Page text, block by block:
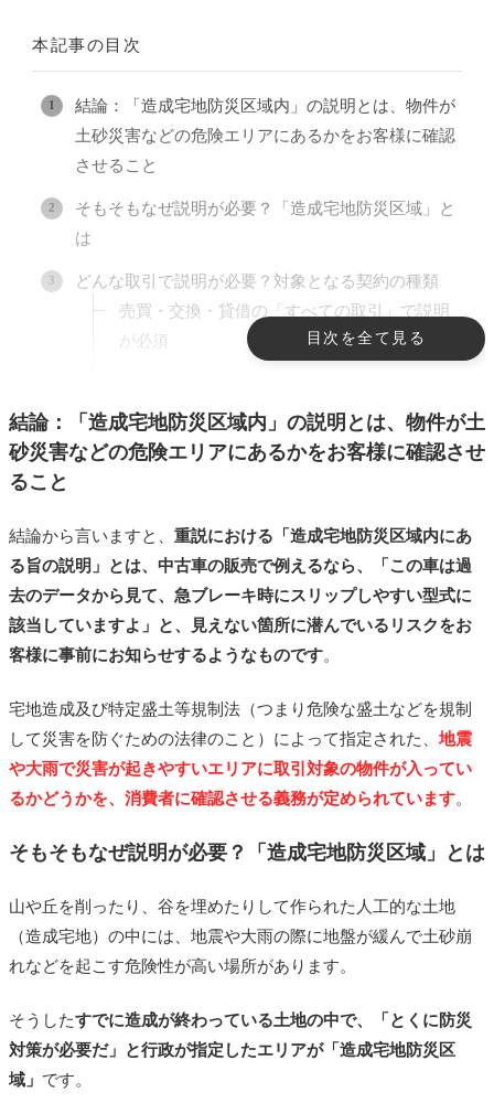
本記事の目次
目次を全て見る
結論：「造成宅地防災区域内」の説明とは、物件が
土砂災害などの危険エリアにあるかをお客様に確認
させること
そもそもなぜ説明が必要？「造成宅地防災区域」と
は
どんな取引で説明が必要？対象となる契約の種類
売買・交換・貸借の「すべての取引」で説明
が必須
【実践編】該当調査はどこで、どうやって行う？
自治体の窓口やホームページで最新の指定状
説明義務ルールが存在するメリット・デメリット
メリット
デメリット
まとめ
結論：「造成宅地防災区域内」の説明とは、物件が土
砂災害などの危険エリアにあるかをお客様に確認させ
ること
結論から言いますと、 重説における「造成宅地防災区域内にあ
る旨の説明」とは、中古車の販売で例えるなら、「この車は過
去のデータから見て、急ブレーキ時にスリップしやすい型式に
該当していますよ」と、見えない箇所に潜んでいるリスクをお
客様に事前にお知らせするようなものです。
宅地造成及び特定盛土等規制法（つまり危険な盛土などを規制
して災害を防ぐための法律のこと）によって指定された、地震
や大雨で災害が起きやすいエリアに取引対象の物件が入ってい
るかどうかを、消費者に確認させる義務が定められています。
そもそもなぜ説明が必要？「造成宅地防災区域」とは
山や丘を削ったり、谷を埋めたりして作られた人工的な土地
（造成宅地）の中には、地震や大雨の際に地盤が緩んで土砂崩
れなどを起こす危険性が高い場所があります。
そうしたすでに造成が終わっている土地の中で、「とくに防災
対策が必要だ」と行政が指定したエリアが「造成宅地防災区
域」 です。